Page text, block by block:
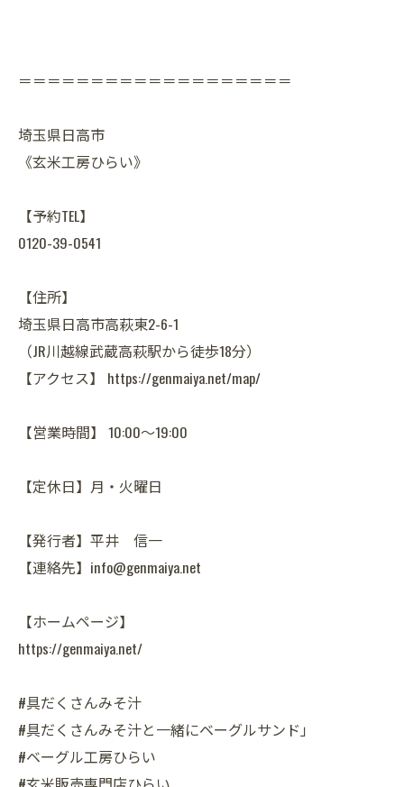
＝＝＝＝＝＝＝＝＝＝＝＝＝＝＝＝＝＝＝
埼玉県日高市
《玄米工房ひらい》
【予約TEL】
0120-39-0541
【住所】
埼玉県日高市高萩東2-6-1
（JR川越線武蔵高萩駅から徒歩18分）
【アクセス】 https://genmaiya.net/map/
【営業時間】 10:00～19:00
【定休日】月・火曜日
【発行者】平井 信一
【連絡先】info@genmaiya.net
【ホームページ】
https://genmaiya.net/
#具だくさんみそ汁
#具だくさんみそ汁と一緒にベーグルサンド」
#ベーグル工房ひらい